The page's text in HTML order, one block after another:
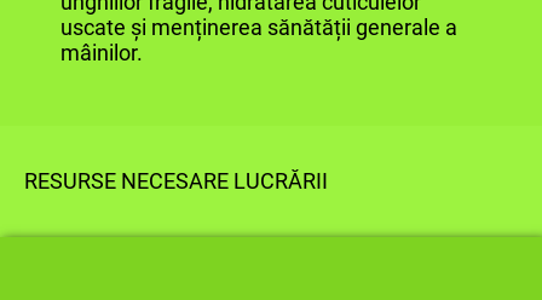
uscate și menținerea sănătății generale a
mâinilor.
RESURSE NECESARE LUCRĂRII